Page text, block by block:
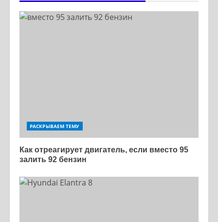
РАСКРЫВАЕМ ТЕМУ
Как отреагирует двигатель, если вместо 95
залить 92 бензин